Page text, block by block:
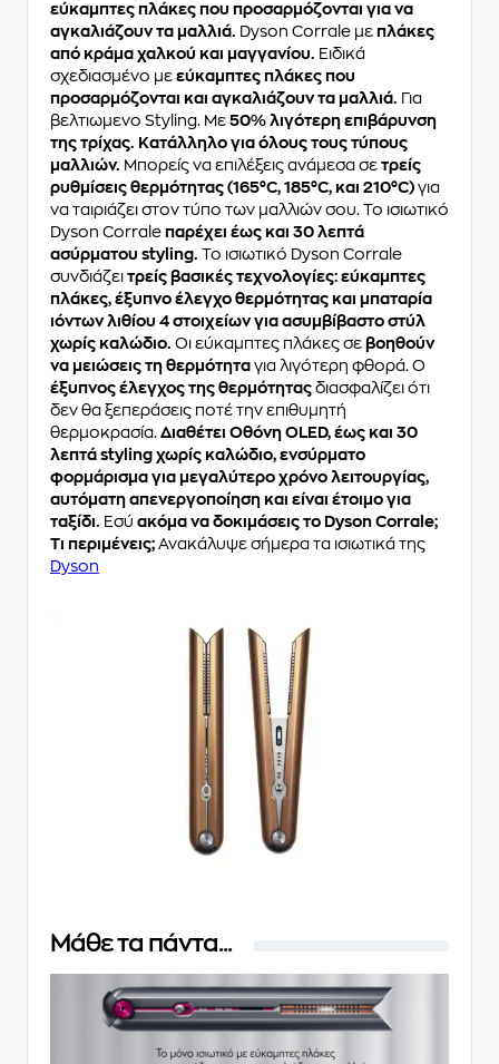
εύκαμπτες πλάκες που προσαρμόζονται για να
αγκαλιάζουν τα μαλλιά. Dyson Corrale με πλάκες
από κράμα χαλκού και μαγγανίου. Ειδικά
σχεδιασμένο με εύκαμπτες πλάκες που
προσαρμόζονται και αγκαλιάζουν τα μαλλιά. Για
βελτιωμενο Styling. Με 50% λιγότερη επιβάρυνση
της τρίχας. Κατάλληλο για όλους τους τύπους
μαλλιών. Μπορείς να επιλέξεις ανάμεσα σε τρείς
ρυθμίσεις θερμότητας (165°C, 185°C, και 210°C) για
να ταιριάζει στον τύπο των μαλλιών σου. Το ισιωτικό
Dyson Corrale παρέχει έως και 30 λεπτά
ασύρματου styling. Το ισιωτικό Dyson Corrale
συνδιάζει τρείς βασικές τεχνολογίες: εύκαμπτες
πλάκες, έξυπνο έλεγχο θερμότητας και μπαταρία
ιόντων λιθίου 4 στοιχείων για ασυμβίβαστο στύλ
χωρίς καλώδιο. Οι εύκαμπτες πλάκες σε βοηθούν
να μειώσεις τη θερμότητα για λιγότερη φθορά. Ο
έξυπνος έλεγχος της θερμότητας διασφαλίζει ότι
δεν θα ξεπεράσεις ποτέ την επιθυμητή
θερμοκρασία. Διαθέτει Οθόνη OLED, έως και 30
λεπτά styling χωρίς καλώδιο, ενσύρματο
φορμάρισμα για μεγαλύτερο χρόνο λειτουργίας,
αυτόματη απενεργοποίηση και είναι έτοιμο για
ταξίδι. Εσύ ακόμα να δοκιμάσεις το Dyson Corrale;
Τι περιμένεις; Ανακάλυψε σήμερα τα ισιωτικά της
Dyson
Μάθε τα πάντα...